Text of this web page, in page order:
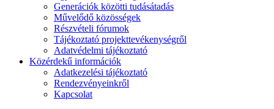
Generációk közötti tudásátadás
Művelődő közösségek
Részvételi fórumok
Tájékoztató projekttevékenységről
Adatvédelmi tájékoztató
Közérdekű információk
Adatkezelési tájékoztató
Rendezvényeinkről
Kapcsolat